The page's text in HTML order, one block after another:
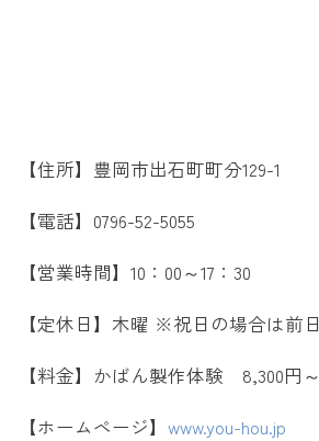
【住所】豊岡市出石町町分129-1
【電話】0796-52-5055
【営業時間】10：00～17：30
【定休日】木曜 ※祝日の場合は前日
【料金】かばん製作体験 8,300円～
【ホームページ】 www.you-hou.jp